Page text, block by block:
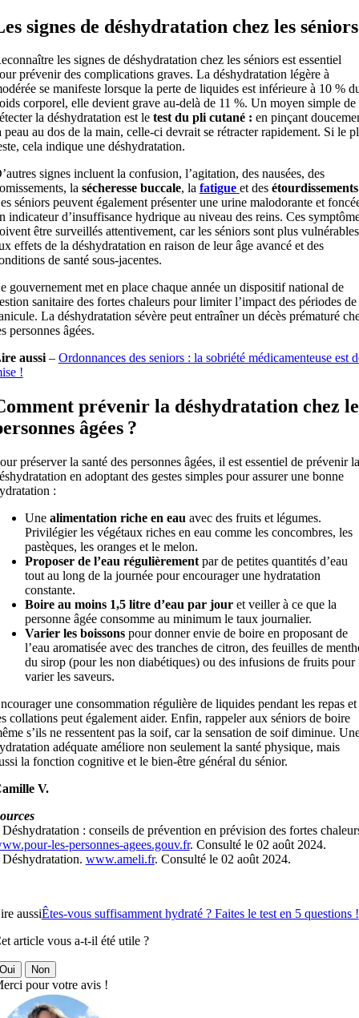
signes de déshydratation chez les séniors
les signes de déshydratation chez les séniors est essentiel
prévenir des complications graves. La déshydratation légère à
se manifeste lorsque la perte de liquides est inférieure à 10 %
corporel, elle devient grave au-delà de 11 %. Un moyen simple de
la déshydratation est le test du pli cutané : en pinçant
peau au dos de la main, celle-ci devrait se rétracter rapidement. Si le
cela indique une déshydratation.
signes incluent la confusion, l’agitation, des nausées, des
la sécheresse buccale, la fatigue et desétourdissements
séniors peuvent également présenter une urine malodorante et
indicateur d’insuffisance hydrique au niveau des reins. Ces
être surveillés attentivement, car les séniors sont plus vulnérables
effets de la déshydratation en raison de leur âge avancé et des
de santé sous-jacentes.
gouvernement met en place chaque année un dispositif national de
sanitaire des fortes chaleurs pour limiter l’impact des périodes de
La déshydratation sévère peut entraîner un décès prématuré
personnes âgées.
aussi– Ordonnances des seniors : la sobriété médicamenteuse est
!
prévenir la déshydratation chez
âgées ?
préserver la santé des personnes âgées, il est essentiel de prévenir la
en adoptant des gestes simples pour assurer une bonne
:
Unealimentation riche en eau avec des fruits et légumes.
Privilégier les végétaux riches en eau comme les concombres, les
pastèques, les oranges et le melon.
Proposer de l’eau régulièrementpar de petites quantités d’eau
tout au long de la journée pour encourager une hydratation
constante.
Boire au moins 1,5 litre d’eau par jouret veiller à ce que la
personne âgée consomme au minimum le taux journalier.
Varier les boissonspour donner envie de boire en proposant de
l’eau aromatisée avec des tranches de citron, des feuilles de
du sirop (pour les non diabétiques) ou des infusions de fruits pour
varier les saveurs.
une consommation régulière de liquides pendant les repas et
collations peut également aider. Enfin, rappeler aux séniors de boire
s’ils ne ressentent pas la soif, car la sensation de soif diminue.
adéquate améliore non seulement la santé physique, mais
la fonction cognitive et le bien-être général du sénior.
V.
: conseils de prévention en prévision des fortes
les-personnes-agees.gouv.fr. Consulté le 02 août 2024.
www.ameli.fr. Consulté le 02 août 2024.
aussiÊtes-vous suffisamment hydraté ? Faites le test en 5 questions !
article vous a-t-il été utile ?
Non
pour votre avis !